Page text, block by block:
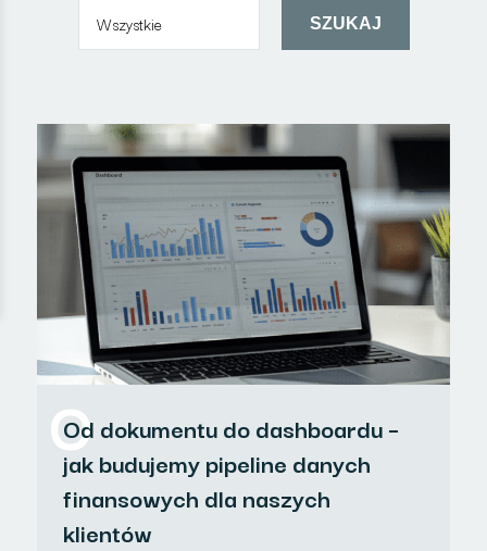
SZUKAJ
O
Od dokumentu do dashboardu –
jak budujemy pipeline danych
finansowych dla naszych
klientów